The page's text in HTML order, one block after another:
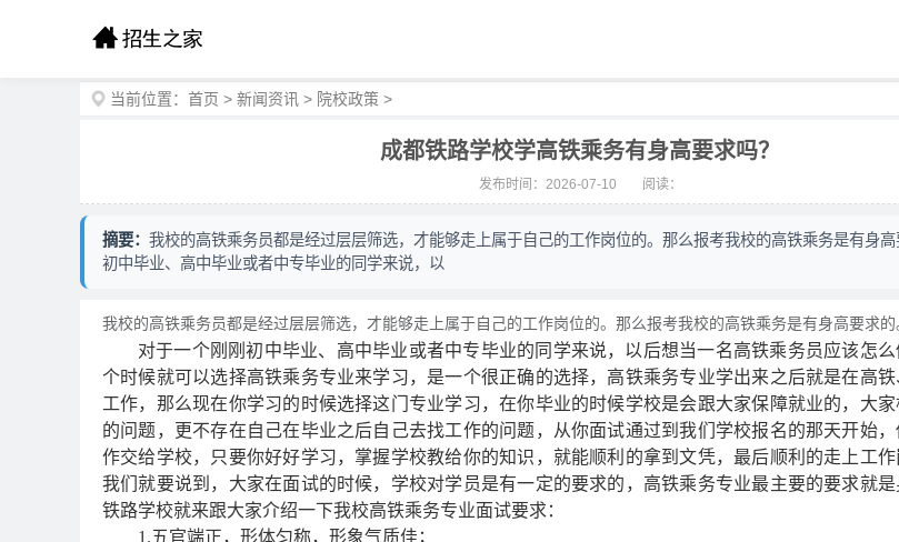
当前位置： 首页 > 新闻资讯 > 院校政策 >
成都铁路学校学高铁乘务有身高要求吗？
发布时间：2026-07-10 阅读：
摘要： 我校的高铁乘务员都是经过层层筛选，才能够走上属于自己的工作岗位的。那么报考我校的高铁乘务是有身
初中毕业、高中毕业或者中专毕业的同学来说，以
我校的高铁乘务员都是经过层层筛选，才能够走上属于自己的工作岗位的。那么报考我校的高铁乘务是有身高要求的
对于一个刚刚初中毕业、高中毕业或者中专毕业的同学来说，以后想当一名高铁乘务员应该怎
个时候就可以选择高铁乘务专业来学习，是一个很正确的选择，高铁乘务专业学出来之后就是在高
工作，那么现在你学习的时候选择这门专业学习，在你毕业的时候学校是会跟大家保障就业的，大
的问题，更不存在自己在毕业之后自己去找工作的问题，从你面试通过到我们学校报名的那天开始
作交给学校，只要你好好学习，掌握学校教给你的知识，就能顺利的拿到文凭，最后顺利的走上工
我们就要说到，大家在面试的时候，学校对学员是有一定的要求的，高铁乘务专业最主要的要求就
铁路学校就来跟大家介绍一下我校高铁乘务专业面试要求：
1.五官端正，形体匀称，形象气质佳；